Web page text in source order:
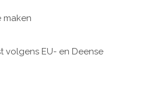
maken
volgens EU- en Deense